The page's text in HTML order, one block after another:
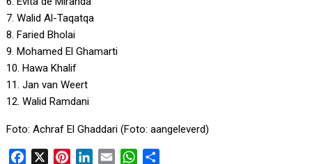
7. Walid Al-Taqatqa
8. Faried Bholai
9. Mohamed El Ghamarti
10. Hawa Khalif
11. Jan van Weert
12. Walid Ramdani
Foto: Achraf El Ghaddari (Foto: aangeleverd)
W